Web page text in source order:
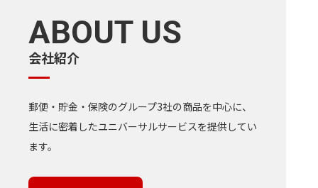
ABOUT US
会社紹介
郵便・貯金・保険のグループ3社の商品を中心に、
生活に密着したユニバーサルサービスを提供してい
ます。